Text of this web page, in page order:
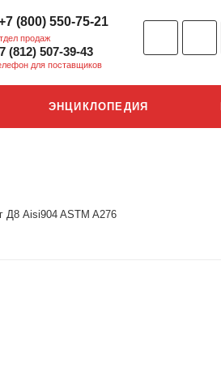
(800) 550-75-21
продаж
(812) 507-39-43
для поставщиков
ЭНЦИКЛОПЕДИЯ
Д8 Aisi904 ASTM A276